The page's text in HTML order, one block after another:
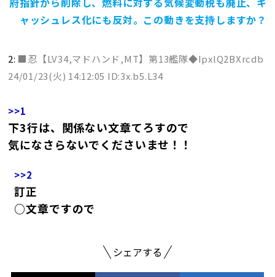
ャッシュレス化にも反対。この動きを支持しますか？
2: ■忍【LV34,マドハンド,MT】第13艦隊◆IpxlQ2BXrcdb
24/01/23(火) 14:12:05 ID:3x.b5.L34
>>1
下3行は、関係ない文章てろすので
気になさらないでくださいませ！！
>>2
訂正
○文章ですので
シェアする